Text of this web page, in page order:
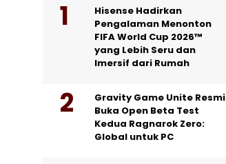
Hisense Hadirkan
Pengalaman Menonton
FIFA World Cup 2026™
yang Lebih Seru dan
Imersif dari Rumah
Gravity Game Unite Resmi
Buka Open Beta Test
Kedua Ragnarok Zero:
Global untuk PC